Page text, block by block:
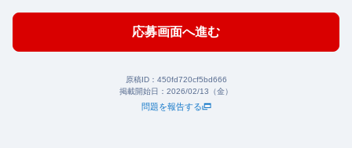
応募画面へ進む
原稿ID： 450fd720cf5bd666
掲載開始日： 2026/02/13（金）
問題を報告する